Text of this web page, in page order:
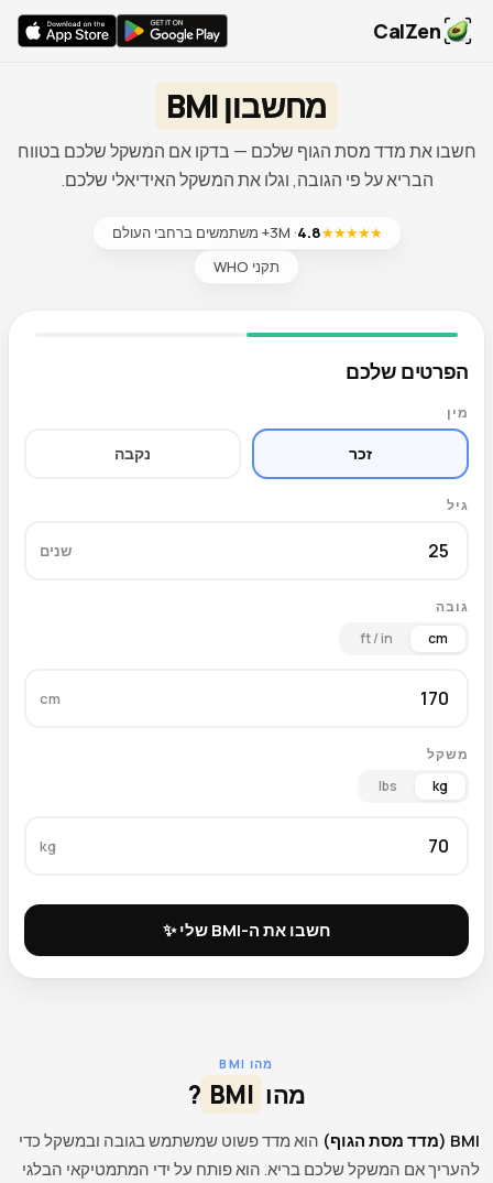
CalZen
מחשבון BMI
חשבו את מדד מסת הגוף שלכם — בדקו אם המשקל שלכם בטווח
הבריא על פי הגובה, וגלו את המשקל האידיאלי שלכם.
★★★★★
4.8· 3M+ משתמשים ברחבי העולם
תקני WHO
הפרטים שלכם
מין
זכר נקבה
גיל
שנים
גובה
cm
ft / in
cm
משקל
kg
lbs
kg
חשבו את ה-BMI שלי ✨
מהו BMI
מהו BMI
?
BMI (מדד מסת הגוף)
הוא מדד פשוט שמשתמש בגובה ובמשקל כדי
להעריך אם המשקל שלכם בריא. הוא פותח על ידי המתמטיקאי הבלגי